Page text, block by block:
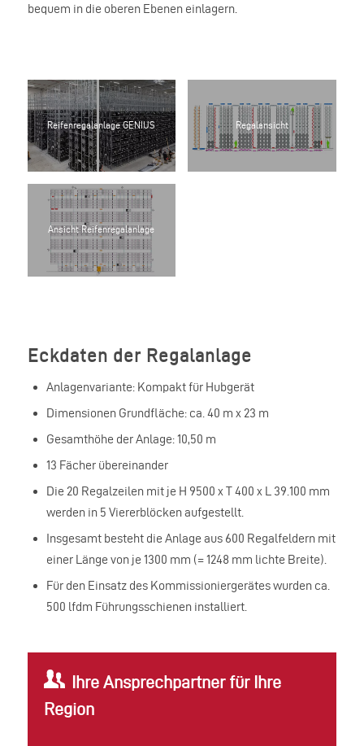
bequem in die oberen Ebenen einlagern.
Reifenregalanlage GENIUS Regalansicht
Ansicht Reifenregalanlage
Eckdaten der Regalanlage
Anlagenvariante: Kompakt für Hubgerät
Dimensionen Grundfläche: ca. 40 m x 23 m
Gesamthöhe der Anlage: 10,50 m
13 Fächer übereinander
Die 20 Regalzeilen mit je H 9500 x T 400 x L 39.100 mm
werden in 5 Viererblöcken aufgestellt.
Insgesamt besteht die Anlage aus 600 Regalfeldern mit
einer Länge von je 1300 mm (= 1248 mm lichte Breite).
Für den Einsatz des Kommissioniergerätes wurden ca.
500 lfdm Führungsschienen installiert.
Ihre Ansprechpartner für Ihre
Region